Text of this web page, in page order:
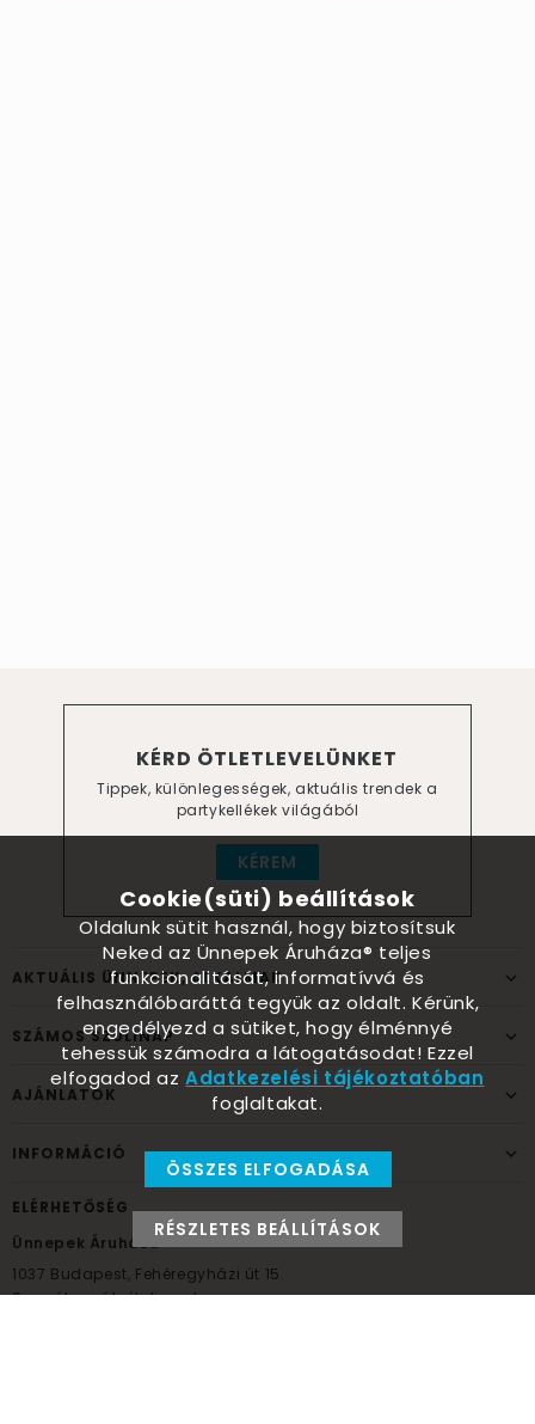
KÉRD ÖTLETLEVELÜNKET
Tippek, különlegességek, aktuális trendek a
partykellékek világából
KÉREM
AKTUÁLIS ÜNNEPEK, ALKALMAK
SZÁMOS SZÜLINAP
AJÁNLATOK
INFORMÁCIÓ
ELÉRHETŐSÉG
Ünnepek Áruháza
1037 Budapest, Fehéregyházi út 15.
Személyes átvételi pont
Cookie(süti) beállítások
Oldalunk sütit használ, hogy biztosítsuk
Neked az Ünnepek Áruháza® teljes
funkcionalitását, informatívvá és
felhasználóbaráttá tegyük az oldalt. Kérünk,
engedélyezd a sütiket, hogy élménnyé
tehessük számodra a látogatásodat! Ezzel
elfogadod azAdatkezelési tájékoztatóban
foglaltakat.
ÖSSZES ELFOGADÁSA
RÉSZLETES BEÁLLÍTÁSOK